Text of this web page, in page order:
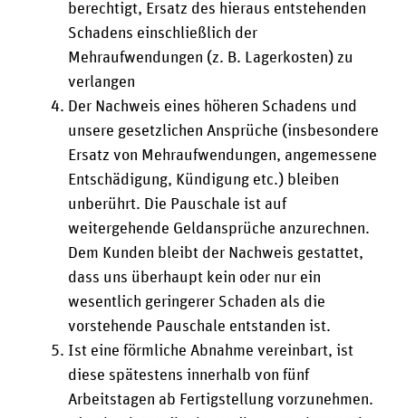
berechtigt, Ersatz des hieraus entstehenden
Schadens einschließlich der
Mehraufwendungen (z. B. Lagerkosten) zu
verlangen
Der Nachweis eines höheren Schadens und
unsere gesetzlichen Ansprüche (insbesondere
Ersatz von Mehraufwendungen, angemessene
Entschädigung, Kündigung etc.) bleiben
unberührt. Die Pauschale ist auf
weitergehende Geldansprüche anzurechnen.
Dem Kunden bleibt der Nachweis gestattet,
dass uns überhaupt kein oder nur ein
wesentlich geringerer Schaden als die
vorstehende Pauschale entstanden ist.
Ist eine förmliche Abnahme vereinbart, ist
diese spätestens innerhalb von fünf
Arbeitstagen ab Fertigstellung vorzunehmen.